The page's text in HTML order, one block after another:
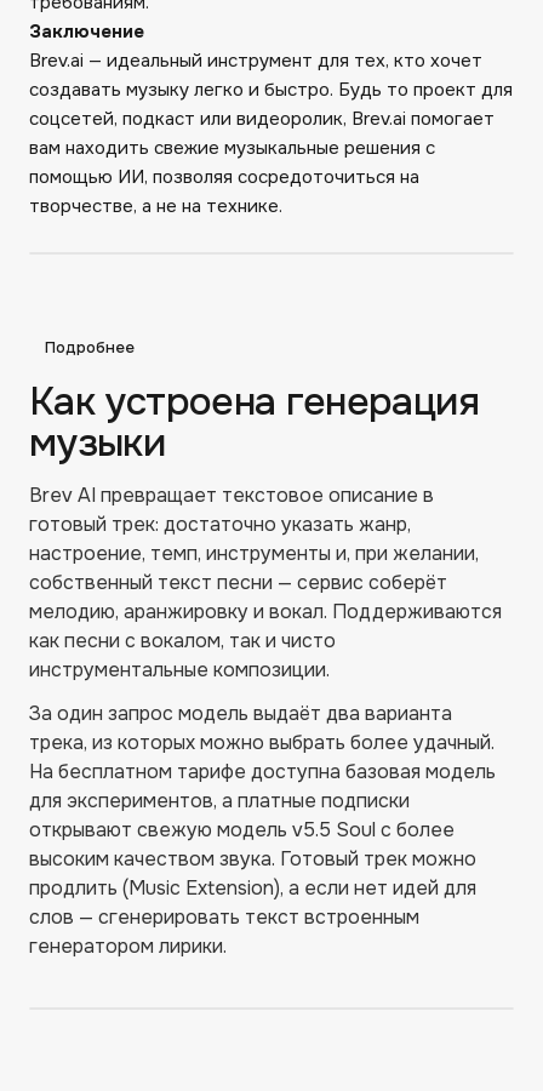
Заключение
Brev.ai — идеальный инструмент для тех, кто хочет
создавать музыку легко и быстро. Будь то проект для
соцсетей, подкаст или видеоролик, Brev.ai помогает
вам находить свежие музыкальные решения с
помощью ИИ, позволяя сосредоточиться на
творчестве, а не на технике.
Подробнее
Как устроена генерация
музыки
Brev AI превращает текстовое описание в
готовый трек: достаточно указать жанр,
настроение, темп, инструменты и, при желании,
собственный текст песни — сервис соберёт
мелодию, аранжировку и вокал. Поддерживаются
как песни с вокалом, так и чисто
инструментальные композиции.
За один запрос модель выдаёт два варианта
трека, из которых можно выбрать более удачный.
На бесплатном тарифе доступна базовая модель
для экспериментов, а платные подписки
открывают свежую модель v5.5 Soul с более
высоким качеством звука. Готовый трек можно
продлить (Music Extension), а если нет идей для
слов — сгенерировать текст встроенным
генератором лирики.